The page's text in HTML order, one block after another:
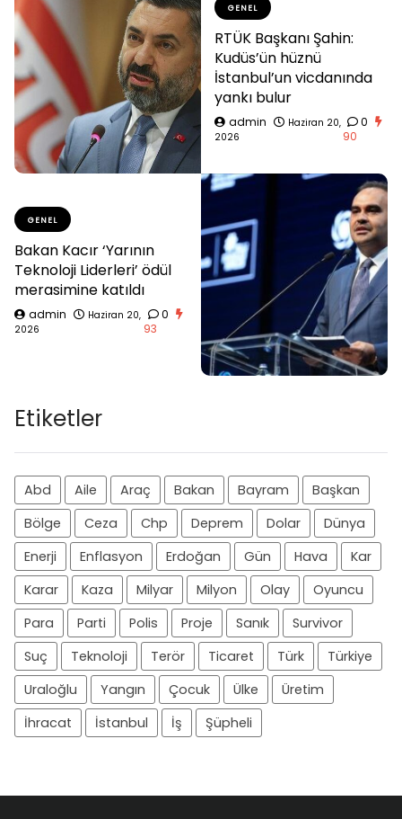
GENEL
RTÜK Başkanı Şahin:
Kudüs’ün hüznü
İstanbul’un vicdanında
yankı bulur
admin
Haziran 20,
2026
0
90
GENEL
Bakan Kacır ‘Yarının
Teknoloji Liderleri’ ödül
merasimine katıldı
admin
Haziran 20,
2026
0
93
Etiketler
Abd Aile Araç Bakan Bayram
Başkan
Bölge
Ceza Chp Deprem Dolar
Dünya
Enerji
Enflasyon Erdoğan Gün Hava
Kar
Karar
Kaza Milyar Milyon Olay
Oyuncu
Para
Parti Polis Proje Sanık
Survivor
Suç
Teknoloji Terör Ticaret Türk
Türkiye
Uraloğlu
Yangın Çocuk Ülke
Üretim
İhracat
İstanbul İş Şüpheli